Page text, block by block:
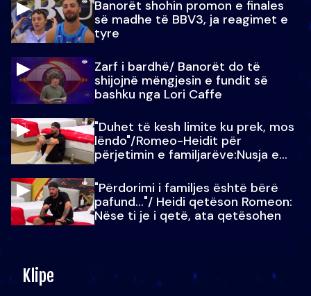
Banorët shohin promon e finales
së madhe të BBV3, ja reagimet e
tyre
Zarf i bardhë/ Banorët do të
shijojnë mëngjesin e fundit së
bashku nga Lori Caffe
"Duhet të kesh limite ku prek, mos
lëndo"/Romeo-Heidit për
përjetimin e familjarëve:Nusja e
"Përdorimi i familjes është bërë
pafund…"/ Heidi qetëson Romeon:
Nëse ti je i qetë, ata qetësohen
Klipe